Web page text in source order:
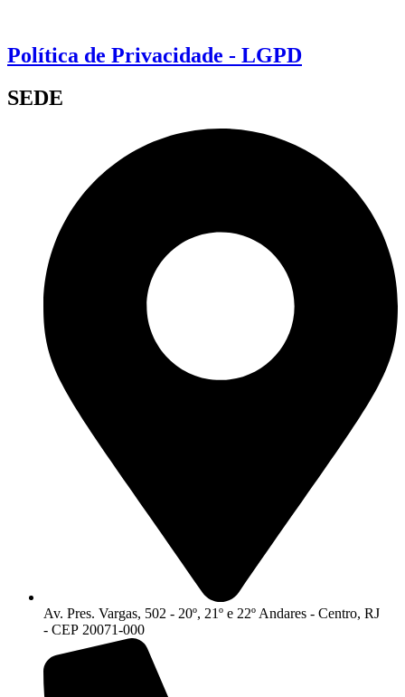
Política de Privacidade - LGPD
SEDE
Av. Pres. Vargas, 502 - 20º, 21º e 22º Andares - Centro, RJ
- CEP 20071-000